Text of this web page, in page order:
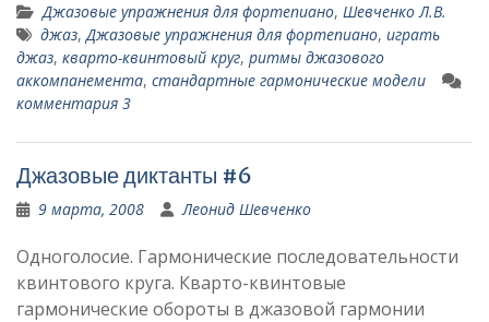
Джазовые упражнения для фортепиано, Шевченко Л.В.
джаз,Джазовые упражнения для фортепиано, играть
джаз, кварто-квинтовый круг, ритмы джазового
аккомпанемента, стандартные гармонические модели
комментария 3
Джазовые диктанты #6
9 марта, 2008 Леонид Шевченко
Одноголосие. Гармонические последовательности
квинтового круга. Кварто-квинтовые
гармонические обороты в джазовой гармонии